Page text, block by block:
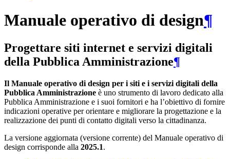
Manuale operativo di design¶
Progettare siti internet e servizi digitali
della Pubblica Amministrazione¶
Il Manuale operativo di design per i siti e i servizi digitali della
Pubblica Amministrazione è uno strumento di lavoro dedicato alla
Pubblica Amministrazione e i suoi fornitori e ha l’obiettivo di fornire
indicazioni operative per orientare e migliorare la progettazione e la
realizzazione dei punti di contatto digitali verso la cittadinanza.
La versione aggiornata (versione corrente) del Manuale operativo di
design corrisponde alla 2025.1.